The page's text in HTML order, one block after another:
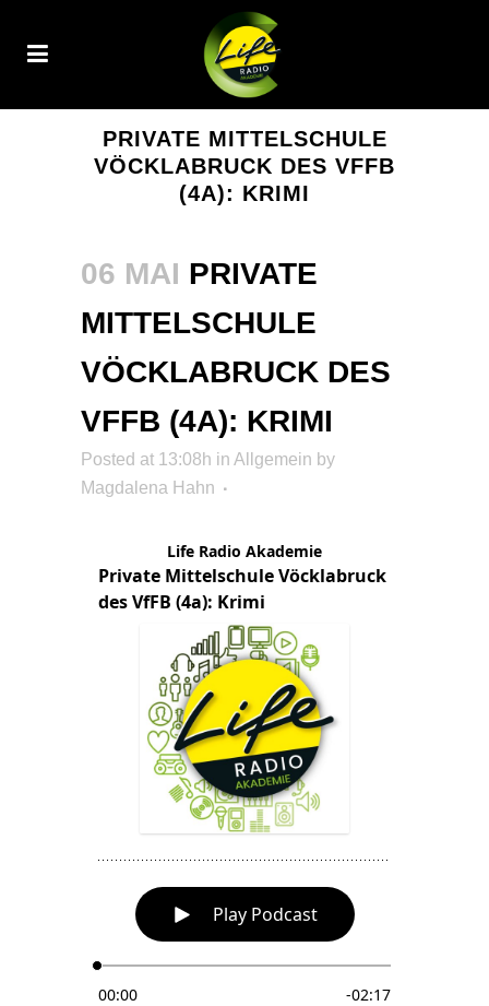
PRIVATE MITTELSCHULE
VÖCKLABRUCK DES VFFB
(4A): KRIMI
06 MAI PRIVATE
MITTELSCHULE
VÖCKLABRUCK DES
VFFB (4A): KRIMI
Posted at 13:08h in Allgemein by
Magdalena Hahn